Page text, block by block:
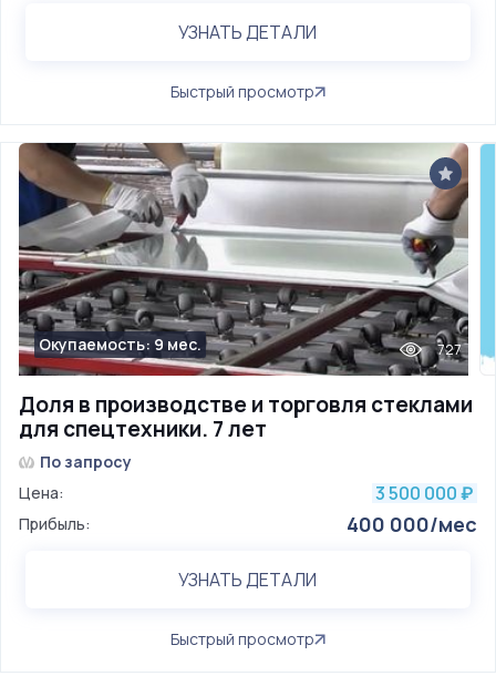
УЗНАТЬ ДЕТАЛИ
Быстрый просмотр
Доля в производстве и торговля стеклами
для спецтехники. 7 лет
Окупаемость: 9 мес. 727
По запросу
Цена:
3 500 000 ₽
Прибыль: 400 000/мес
УЗНАТЬ ДЕТАЛИ
Быстрый просмотр